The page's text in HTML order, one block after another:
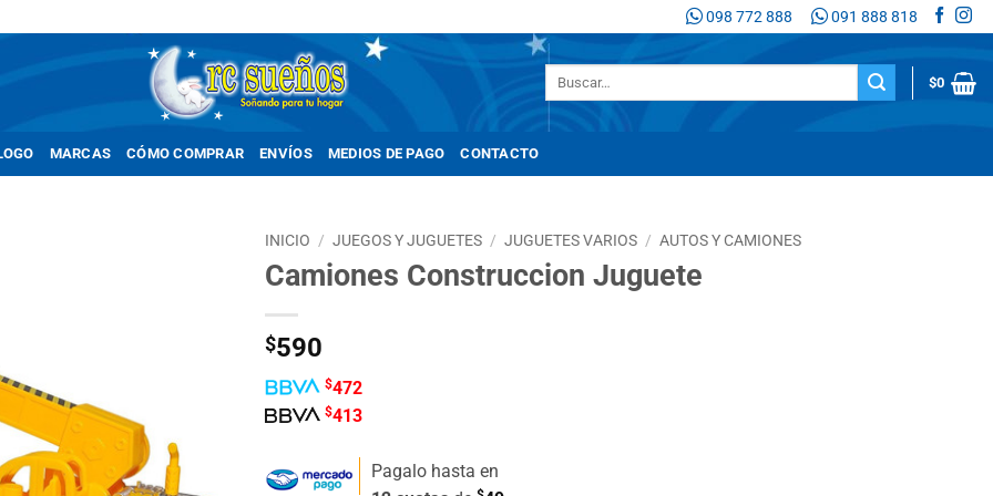
098 772 888 091 888 818
$0
MARCAS CÓMO COMPRAR ENVÍOS MEDIOS DE PAGO CONTACTO
INICIO / JUEGOS Y JUGUETES / JUGUETES VARIOS / AUTOS Y CAMIONES
Camiones Construccion Juguete
$590
$472
$413
Pagalo hasta en